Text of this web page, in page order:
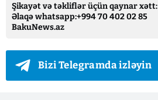
Şikayət və təkliflər üçün qaynar xətt:
Əlaqə whatsapp:+994 70 402 02 85
BakuNews.az
Bizi Telegramda izləyin